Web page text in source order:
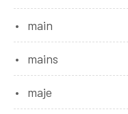
main
mains
maje